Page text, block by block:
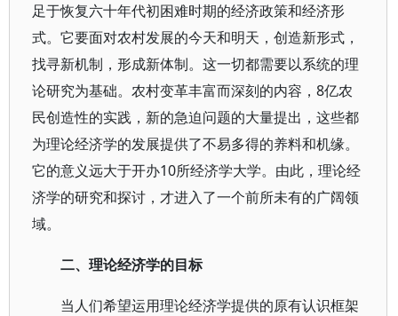
足于恢复六十年代初困难时期的经济政策和经济形
式。它要面对农村发展的今天和明天，创造新形式，
找寻新机制，形成新体制。这一切都需要以系统的理
论研究为基础。农村变革丰富而深刻的内容，8亿农
民创造性的实践，新的急迫问题的大量提出，这些都
为理论经济学的发展提供了不易多得的养料和机缘。
它的意义远大于开办10所经济学大学。由此，理论经
济学的研究和探讨，才进入了一个前所未有的广阔领
域。
二、理论经济学的目标
当人们希望运用理论经济学提供的原有认识框架